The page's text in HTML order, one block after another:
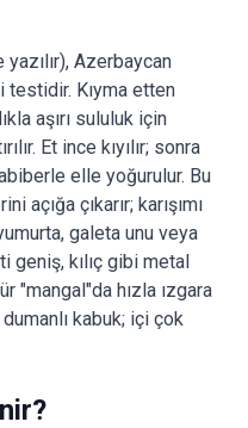
Azerbaycan
testidir. Kıyma etten
aşırı sululuk için
Et ince kıyılır; sonra
elle yoğurulur. Bu
çıkarır; karışımı
galeta unu veya
geniş, kılıç gibi metal
"mangal"da hızla ızgara
kabuk; içi çok